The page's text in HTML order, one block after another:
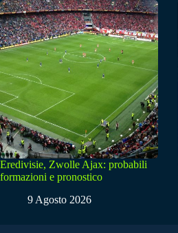
Eredivisie, Zwolle Ajax: probabili
formazioni e pronostico
9 Agosto 2026